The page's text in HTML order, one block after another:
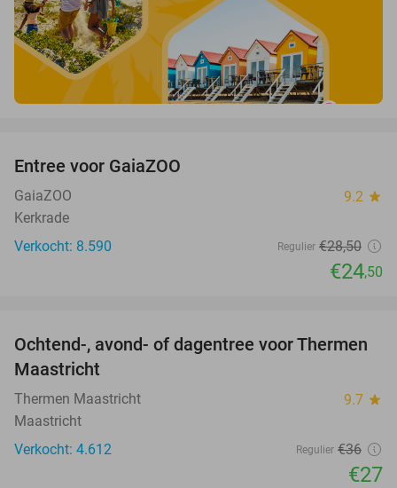
Entree voor GaiaZOO
GaiaZOO 9.2 star
Kerkrade
Verkocht: 8.590
Regulier €28,50
€24,50
25%
Ochtend-, avond- of dagentree voor Thermen
Maastricht
Thermen Maastricht 9.7 star
Maastricht
Verkocht: 4.612
Regulier €36
€27